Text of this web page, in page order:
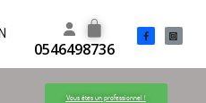
0546498736
Vous êtes un professionnel !